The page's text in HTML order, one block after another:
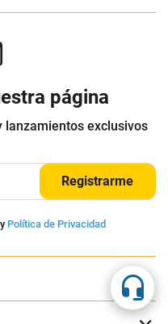
$ 1.109.900
Registrarme